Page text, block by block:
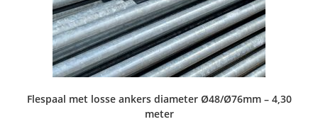
Flespaal met losse ankers diameter Ø48/Ø76mm – 4,30
meter